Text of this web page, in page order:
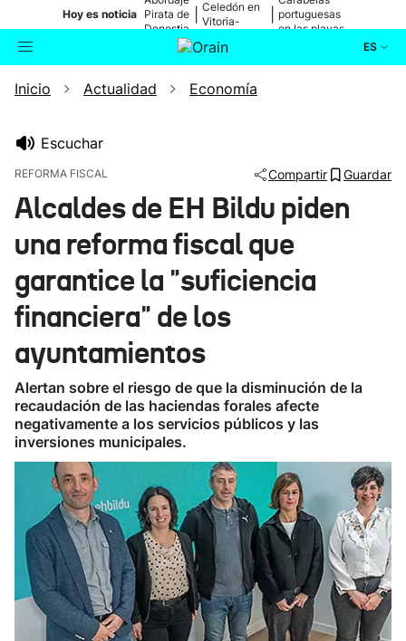
Hoy es noticia Pirata de
Donostia
Celedón en
Vitoria-
portuguesas
en las playas
ES
Buscador Actualidad
Ikusmiran
Eguraldia
Inicio Actualidad Economía
Escuchar
REFORMA FISCAL Compartir Guardar
Alcaldes de EH Bildu piden
una reforma fiscal que
garantice la "suficiencia
financiera" de los
ayuntamientos
Alertan sobre el riesgo de que la disminución de la
recaudación de las haciendas forales afecte
negativamente a los servicios públicos y las
inversiones municipales.